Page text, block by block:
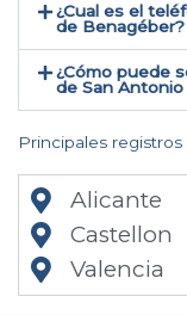
¿Cual es el
de Benagéber​?
¿Cómo puede
de San
Principales
Alicante
Castellon
Valencia